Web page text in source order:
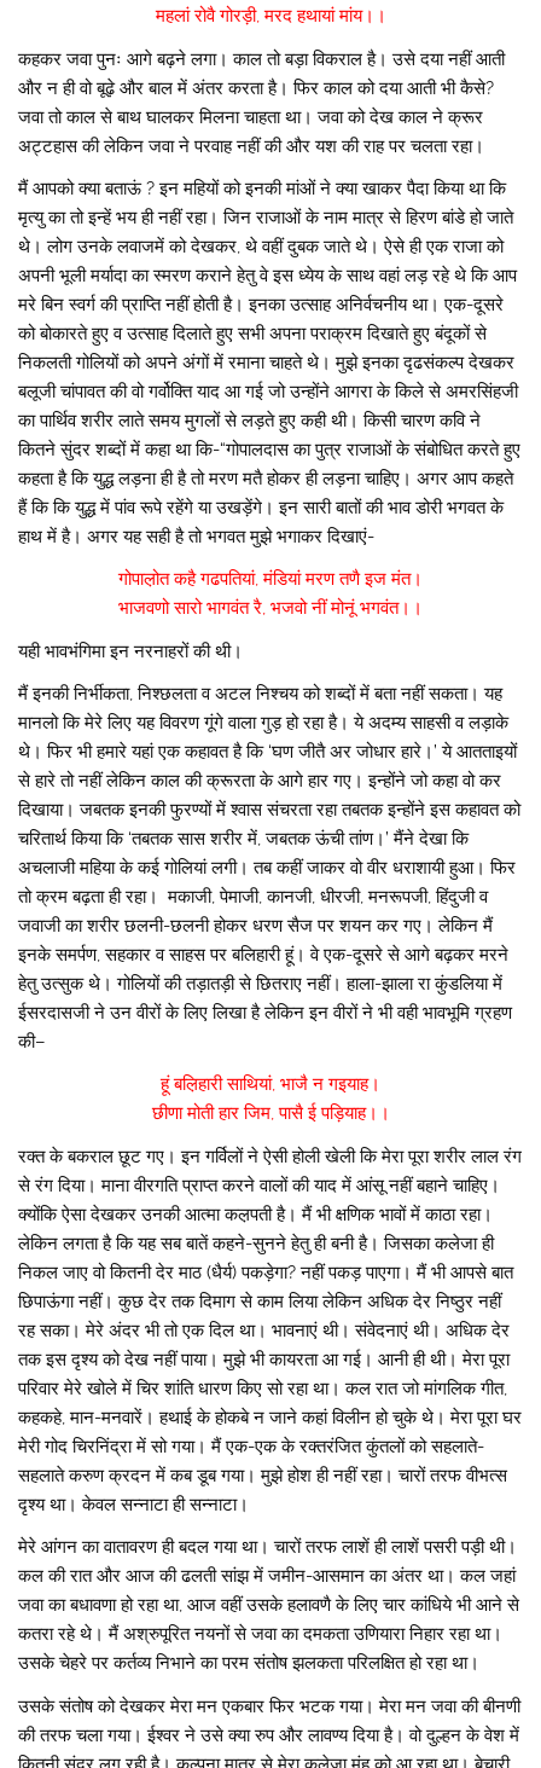
महलां रोवै गोरड़ी, मरद हथायां मांय।।
कहकर जवा पुनः आगे बढ़ने लगा। काल तो बड़ा विकराल है। उसे दया नहीं आती
और न ही वो बूढ़े और बाल में अंतर करता है। फिर काल को दया आती भी कैसे?
जवा तो काल से बाथ घालकर मिलना चाहता था। जवा को देख काल ने क्रूर
अट्टहास की लेकिन जवा ने परवाह नहीं की और यश की राह पर चलता रहा।
मैं आपको क्या बताऊं ? इन महियों को इनकी मांओं ने क्या खाकर पैदा किया था कि
मृत्यु का तो इन्हें भय ही नहीं रहा। जिन राजाओं के नाम मात्र से हिरण बांडे हो जाते
थे। लोग उनके लवाजमें को देखकर, थे वहीं दुबक जाते थे। ऐसे ही एक राजा को
अपनी भूली मर्यादा का स्मरण कराने हेतु वे इस ध्येय के साथ वहां लड़ रहे थे कि आप
मरे बिन स्वर्ग की प्राप्ति नहीं होती है। इनका उत्साह अनिर्वचनीय था। एक-दूसरे
को बोकारते हुए व उत्साह दिलाते हुए सभी अपना पराक्रम दिखाते हुए बंदूकों से
निकलती गोलियों को अपने अंगों में रमाना चाहते थे। मुझे इनका दृढसंकल्प देखकर
बलूजी चांपावत की वो गर्वोक्ति याद आ गई जो उन्होंने आगरा के किले से अमरसिंहजी
का पार्थिव शरीर लाते समय मुगलों से लड़ते हुए कही थी। किसी चारण कवि ने
कितने सुंदर शब्दों में कहा था कि-“गोपालदास का पुत्र राजाओं के संबोधित करते हुए
कहता है कि युद्ध लड़ना ही है तो मरण मतै होकर ही लड़ना चाहिए। अगर आप कहते
हैं कि कि युद्ध में पांव रूपे रहेंगे या उखड़ेंगे। इन सारी बातों की भाव डोरी भगवत के
हाथ में है। अगर यह सही है तो भगवत मुझे भगाकर दिखाएं-
गोपाल़ोत कहै गढपतियां, मंडियां मरण तणै इज मंत।
भाजवणो सारो भागवंत रै, भजवो नीं मोनूं भगवंत।।
यही भावभंगिमा इन नरनाहरों की थी।
मैं इनकी निर्भीकता, निश्छलता व अटल निश्चय को शब्दों में बता नहीं सकता। यह
मानलो कि मेरे लिए यह विवरण गूंगे वाला गुड़ हो रहा है। ये अदम्य साहसी व लड़ाके
थे। फिर भी हमारे यहां एक कहावत है कि ‘घण जीतै अर जोधार हारे।’ ये आतताइयों
से हारे तो नहीं लेकिन काल की क्रूरता के आगे हार गए। इन्होंने जो कहा वो कर
दिखाया। जबतक इनकी फुरण्यों में श्वास संचरता रहा तबतक इन्होंने इस कहावत को
चरितार्थ किया कि ‘तबतक सास शरीर में, जबतक ऊंची तांण।’ मैंने देखा कि
अचलाजी महिया के कई गोलियां लगी। तब कहीं जाकर वो वीर धराशायी हुआ। फिर
तो क्रम बढ़ता ही रहा। मकाजी, पेमाजी, कानजी, धीरजी, मनरूपजी, हिंदुजी व
जवाजी का शरीर छलनी-छलनी होकर धरण सैज पर शयन कर गए। लेकिन मैं
इनके समर्पण, सहकार व साहस पर बलिहारी हूं। वे एक-दूसरे से आगे बढ़कर मरने
हेतु उत्सुक थे। गोलियों की तड़ातड़ी से छितराए नहीं। हाला-झाला रा कुंडलिया में
ईसरदासजी ने उन वीरों के लिए लिखा है लेकिन इन वीरों ने भी वही भावभूमि ग्रहण
की–
हूं बल़िहारी साथियां, भाजै न गइयाह।
छीणा मोती हार जिम, पासै ई पड़ियाह।।
रक्त के बकराल छूट गए। इन गर्विलों ने ऐसी होली खेली कि मेरा पूरा शरीर लाल रंग
से रंग दिया। माना वीरगति प्राप्त करने वालों की याद में आंसू नहीं बहाने चाहिए।
क्योंकि ऐसा देखकर उनकी आत्मा कल़पती है। मैं भी क्षणिक भावों में काठा रहा।
लेकिन लगता है कि यह सब बातें कहने-सुनने हेतु ही बनी है। जिसका कलेजा ही
निकल जाए वो कितनी देर माठ (धैर्य) पकड़ेगा? नहीं पकड़ पाएगा। मैं भी आपसे बात
छिपाऊंगा नहीं। कुछ देर तक दिमाग से काम लिया लेकिन अधिक देर निष्ठुर नहीं
रह सका। मेरे अंदर भी तो एक दिल था। भावनाएं थी। संवेदनाएं थी। अधिक देर
तक इस दृश्य को देख नहीं पाया। मुझे भी कायरता आ गई। आनी ही थी। मेरा पूरा
परिवार मेरे खोले में चिर शांति धारण किए सो रहा था। कल रात जो मांगलिक गीत,
कहकहे, मान-मनवारें। हथाई के होकबे न जाने कहां विलीन हो चुके थे। मेरा पूरा घर
मेरी गोद चिरनिंद्रा में सो गया। मैं एक-एक के रक्तरंजित कुंतलों को सहलाते-
सहलाते करुण क्रदन में कब डूब गया। मुझे होश ही नहीं रहा। चारों तरफ वीभत्स
दृश्य था। केवल सन्नाटा ही सन्नाटा।
मेरे आंगन का वातावरण ही बदल गया था। चारों तरफ लाशें ही लाशें पसरी पड़ी थी।
कल की रात और आज की ढलती सांझ में जमीन-आसमान का अंतर था। कल जहां
जवा का बधावणा हो रहा था, आज वहीं उसके हलावणै के लिए चार कांधिये भी आने से
कतरा रहे थे। मैं अश्रुपूरित नयनों से जवा का दमकता उणियारा निहार रहा था।
उसके चेहरे पर कर्तव्य निभाने का परम संतोष झलकता परिलक्षित हो रहा था।
उसके संतोष को देखकर मेरा मन एकबार फिर भटक गया। मेरा मन जवा की बीनणी
की तरफ चला गया। ईश्वर ने उसे क्या रुप और लावण्य दिया है। वो दुल्हन के वेश में